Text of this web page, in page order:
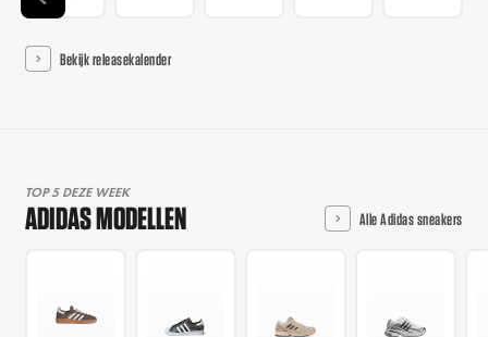
Bekijk releasekalender
TOP 5 DEZE WEEK
ADIDAS MODELLEN Alle Adidas sneakers